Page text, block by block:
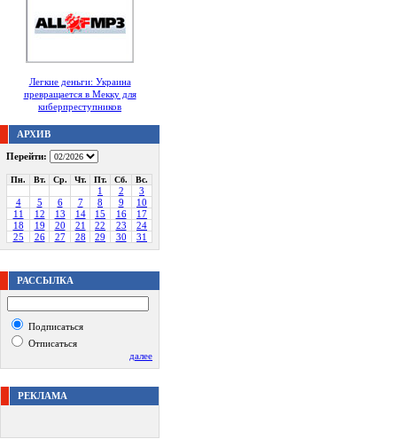
Легкие деньги: Украина
превращается в Мекку для
киберпреступников
АРХИВ
Перейти:
Пн. Вт. Ср. Чт. Пт. Сб. Вс.
1 2
3
4
5 6 7 8 9
10
11
12 13 14 15 16
17
18
19 20 21 22 23
24
25
26 27 28 29 30 31
РАССЫЛКА
Подписаться
Отписаться
далее
РЕКЛАМА